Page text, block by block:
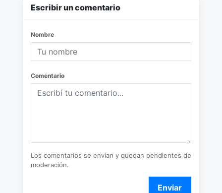
Escribir un comentario
Nombre
Comentario
Los comentarios se envían y quedan pendientes de
moderación.
Enviar